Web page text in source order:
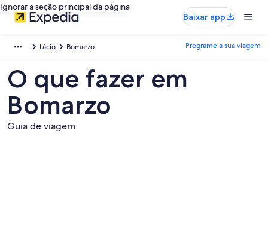
Ignorar a seção principal da página
Baixar app
Lácio Bomarzo Programe a sua viagem
O que fazer em
Bomarzo
Guia de viagem